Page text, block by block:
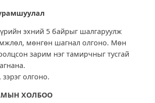
эхний 5 байрыг шалгаруулж
мөнгөн шагнал олгоно. Мөн
зарим нэг тамирчныг тусгай
олгоно.
ХОЛБОО